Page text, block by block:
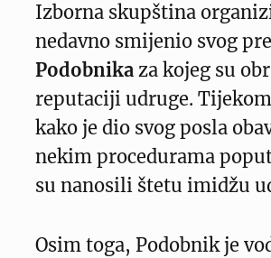
Izborna skupština
nedavno smijenio svog
Podobnika za kojeg su
reputaciji udruge.
kako je dio svog posla
nekim procedurama
su nanosili štetu imidžu
Osim toga, Podobnik je